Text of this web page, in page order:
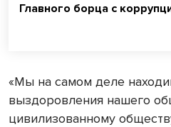
Главного борца с
«Мы на самом деле
выздоровления нашего
цивилизованному